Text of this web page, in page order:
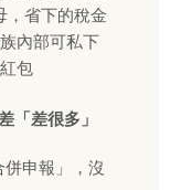
，省下的稅金
內部可私下
包
「差很多」
申報」，沒